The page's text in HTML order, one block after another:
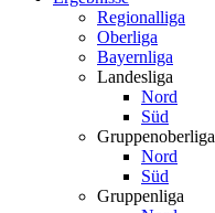
Regionalliga
Oberliga
Bayernliga
Landesliga
Nord
Süd
Gruppenoberliga
Nord
Süd
Gruppenliga